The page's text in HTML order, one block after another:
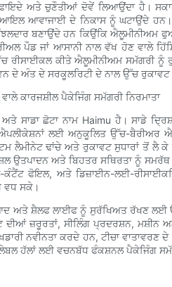
ਅਤੇ ਚੁਣੌਤੀਆਂ ਦੋਵੇਂ ਲਿਆਉਂਦਾ ਹੈ।
ਆਵਾਜਾਈ ਦੇ ਨਿਕਾਸ ਨੂੰ ਘਟਾਉਂਦੇ ਹਨ।
ਬਣਾਉਂਦੇ ਹਨ ਕਿਉਂਕਿ
ਪੌਡ ਜਾਂ ਆਸਾਨੀ ਨਾਲ ਵੱਖ ਹੋਣ ਵਾਲੇ
ਰੀਸਾਈਕਲ ਕੀਤੇ ਐਲੂਮੀਨੀਅਮ ਸਮੱਗਰੀ
ਦੇ ਅੰਤ ਦੇ ਸਰਕੂਲਰਿਟੀ ਦੇ ਨਾਲ ਉੱਚ
ਕਾਰਜਸ਼ੀਲ ਪੈਕੇਜਿੰਗ ਸਮੱਗਰੀ ਨਿਰਮਾਤਾ
ਅਤੇ ਸਾਡਾ ਛੋਟਾ ਨਾਮ Haimu ਹੈ। ਸਾਡੇ
ਐਪਲੀਕੇਸ਼ਨਾਂ ਲਈ ਅਨੁਕੂਲਿਤ ਉੱਚ-ਬੈਰੀਅਰ
ਲੈਮੀਨੇਟ ਢਾਂਚੇ ਅਤੇ ਰੁਕਾਵਟ ਸੁਧਾਰਾਂ ਤੋਂ ਲੈ
ਉਤਪਾਦਨ ਅਤੇ ਬਿਹਤਰ ਸਥਿਰਤਾ ਨੂੰ
ਕੰਟੈਂਟ ਫੋਇਲ, ਅਤੇ ਡਿਜ਼ਾਈਨ-ਲਈ-
ਵਧ ਸਕੇ।
ਅਤੇ ਸ਼ੈਲਫ ਲਾਈਫ ਨੂੰ ਸੁਰੱਖਿਅਤ ਰੱਖਣ
ਜ਼ਰੂਰਤਾਂ, ਸੀਲਿੰਗ ਪ੍ਰਦਰਸ਼ਨ, ਮਸ਼ੀਨ
ਨਵੀਨਤਾ ਕਰਦੇ ਹਨ, ਟੀਚਾ ਵਾਤਾਵਰਣ
ਹੱਲਾਂ ਲਈ ਵਚਨਬੱਧ ਫੰਕਸ਼ਨਲ ਪੈਕੇਜਿੰਗ